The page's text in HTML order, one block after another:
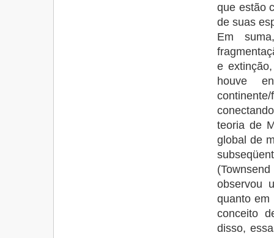
que estão
de suas
Em
e
houve
teoria de
global de
observou
quanto em
conceito
disso,